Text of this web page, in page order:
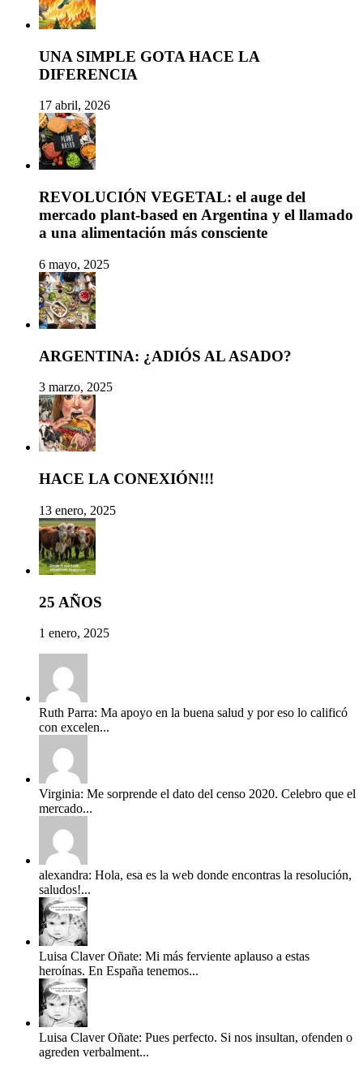
UNA SIMPLE GOTA HACE LA
DIFERENCIA
17 abril, 2026
REVOLUCIÓN VEGETAL: el auge del
mercado plant-based en Argentina y el llamado
a una alimentación más consciente
6 mayo, 2025
ARGENTINA: ¿ADIÓS AL ASADO?
3 marzo, 2025
HACE LA CONEXIÓN!!!
13 enero, 2025
25 AÑOS
1 enero, 2025
Ruth Parra: Ma apoyo en la buena salud y por eso lo calificó
con excelen...
Virginia: Me sorprende el dato del censo 2020. Celebro que el
mercado...
alexandra: Hola, esa es la web donde encontras la resolución,
saludos!...
Luisa Claver Oñate: Mi más ferviente aplauso a estas
heroínas. En España tenemos...
Luisa Claver Oñate: Pues perfecto. Si nos insultan, ofenden o
agreden verbalment...